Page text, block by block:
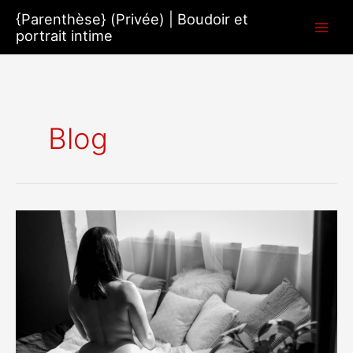
contenu
{Parenthèse} (Privée) | Boudoir et
portrait intime
Blog
reconstruire